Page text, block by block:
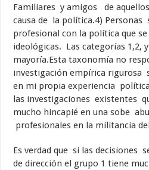
Familiares y amigos de
causa de la política.4) Personas
profesional con la política que
ideológicas. Las categorías 1,2,
mayoría.Esta taxonomía no
investigación empírica rigurosa
en mi propia experiencia
las investigaciones existentes
mucho hincapié en una sobe
profesionales en la militancia
Es verdad que si las decisiones
de dirección el grupo 1 tiene